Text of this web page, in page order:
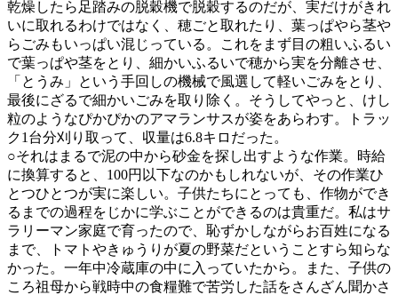
乾燥したら足踏みの脱穀機で脱穀するのだが、実だけがきれ
いに取れるわけではなく、穂ごと取れたり、葉っぱやら茎や
らごみもいっぱい混じっている。これをまず目の粗いふるい
で葉っぱや茎をとり、細かいふるいで穂から実を分離させ、
「とうみ」という手回しの機械で風選して軽いごみをとり、
最後にざるで細かいごみを取り除く。そうしてやっと、けし
粒のようなぴかぴかのアマランサスが姿をあらわす。トラッ
ク1台分刈り取って、収量は6.8キロだった。
○それはまるで泥の中から砂金を探し出すような作業。時給
に換算すると、100円以下なのかもしれないが、その作業ひ
とつひとつが実に楽しい。子供たちにとっても、作物ができ
るまでの過程をじかに学ぶことができるのは貴重だ。私はサ
ラリーマン家庭で育ったので、恥ずかしながらお百姓になる
まで、トマトやきゅうりが夏の野菜だということすら知らな
かった。一年中冷蔵庫の中に入っていたから。また、子供の
ころ祖母から戦時中の食糧難で苦労した話をさんざん聞かさ